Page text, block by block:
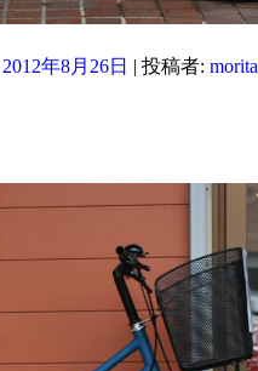
2012年8月26日 | 投稿者: morita